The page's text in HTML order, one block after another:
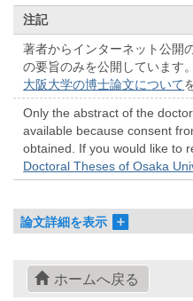
注記
著者からインターネット公開
の要旨のみを公開しています
大阪大学の博士論文について
Only the abstract of the
available because consent
obtained. If you would like to
Doctoral Theses of Osaka
論文詳細を表示
ホームへ戻る